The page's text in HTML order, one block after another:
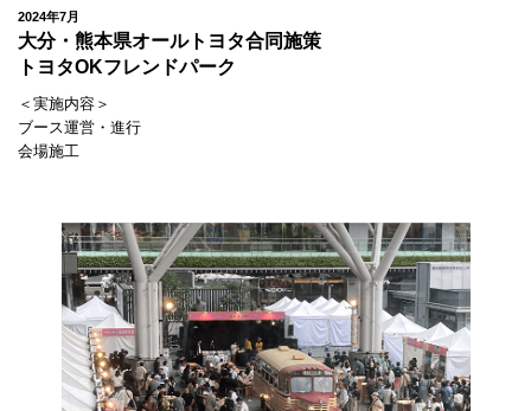
2024年7月
大分・熊本県オールトヨタ合同施策
トヨタOKフレンドパーク
＜実施内容＞
ブース運営・進行
会場施工